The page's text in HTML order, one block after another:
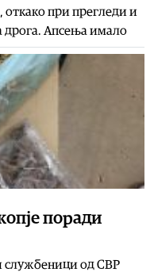
при прегледи и
дрога. Апсења имало
поради
службеници од СВР